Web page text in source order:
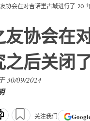
协会在对吉诺里古城进行了 20
友协会在
后关闭
30/09/2024
关注我们